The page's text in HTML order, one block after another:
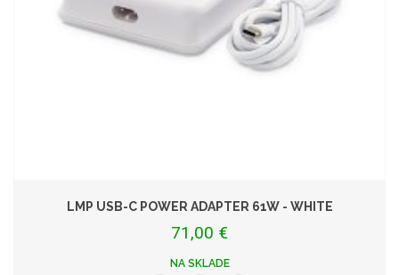
LMP USB-C POWER ADAPTER 61W - WHITE
71,00 €
NA SKLADE